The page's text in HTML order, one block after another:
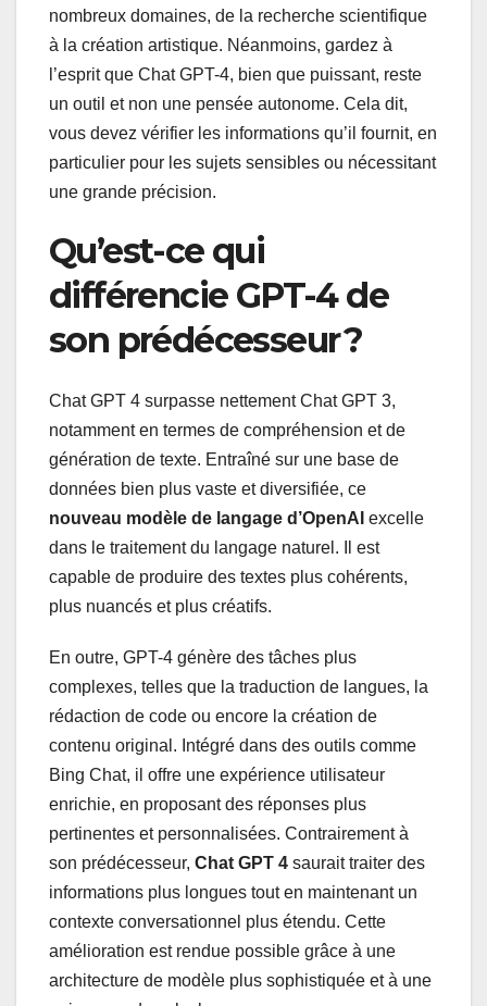
nombreux domaines, de la recherche scientifique
à la création artistique. Néanmoins, gardez à
l’esprit que Chat GPT-4, bien que puissant, reste
un outil et non une pensée autonome. Cela dit,
vous devez vérifier les informations qu’il fournit, en
particulier pour les sujets sensibles ou nécessitant
une grande précision.
Qu’est-ce qui
différencie GPT-4 de
son prédécesseur ?
Chat GPT 4 surpasse nettement Chat GPT 3,
notamment en termes de compréhension et de
génération de texte. Entraîné sur une base de
données bien plus vaste et diversifiée, ce
nouveau modèle de langage d’OpenAI excelle
dans le traitement du langage naturel. Il est
capable de produire des textes plus cohérents,
plus nuancés et plus créatifs.
En outre, GPT-4 génère des tâches plus
complexes, telles que la traduction de langues, la
rédaction de code ou encore la création de
contenu original. Intégré dans des outils comme
Bing Chat, il offre une expérience utilisateur
enrichie, en proposant des réponses plus
pertinentes et personnalisées. Contrairement à
son prédécesseur, Chat GPT 4 saurait traiter des
informations plus longues tout en maintenant un
contexte conversationnel plus étendu. Cette
amélioration est rendue possible grâce à une
architecture de modèle plus sophistiquée et à une